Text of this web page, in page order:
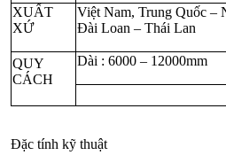
XUẤT
XỨ
Việt Nam, Trung Quốc
Đài Loan – Thái Lan
QUY
CÁCH
Dài : 6000 – 12000mm
Đặc tính kỹ thuật